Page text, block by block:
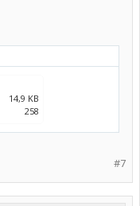
14,9 KB
258
#7